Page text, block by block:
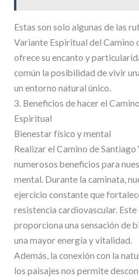
Estas son solo algunas de las
Variante Espiritual del Camino
ofrece su encanto y
común la posibilidad de vivir
un entorno natural único.
3. Beneficios de hacer el
Espiritual
Bienestar físico y mental
Realizar el Camino de
numerosos beneficios para
mental. Durante la caminata,
ejercicio constante que
resistencia cardiovascular.
proporciona una sensación de
una mayor energía y vitalidad.
Además, la conexión con la
los paisajes nos permite